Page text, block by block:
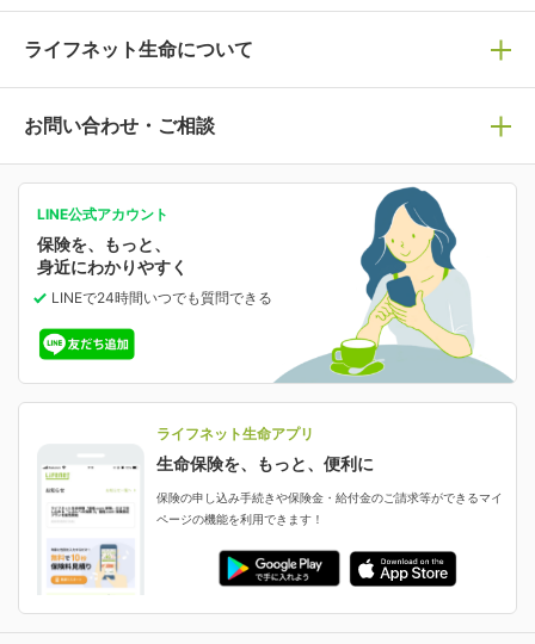
保険の基礎知識や選び方を解説！
人生のステージに必要な保険がわかる！
保険ジャンバラヤ
あなたの人生と保険選びのためのWebメディア
選ばれる理由・評判
ライフネット生命の特長
ライフネット生命が選ばれる理由がわかる！
評判・口コミ
ご契約者さまに聞きました！
申し込みガイド
ご契約の流れと必要書類
保険料の支払い方法
万が一に備える
病気や手術に備える
がん保険
がんに備える
女性保険
女性特有の病気に備える
就業不能保険
就業不能状態に備える
認知症・MCIに備える
マイページログイン
ご契約内容の確認
お客さま情報の確認・変更
保険料の支払い方法の変更
中断したお申し込みの再開
お申し込み後の状況確認
減額・解約・追加契約の申し込み など
ご契約者さま向け各種お手続き・サービス
保険金・給付金のご請求
生命保険料控除に関するご案内
ライフネット生命について
ライフネット生命についてトップ
会社情報
業績・財務情報
保険金等の支払状況
採用情報
生命保険マニフェスト
ライフネット生命のCMページ
ライフネット生命公式note
お問い合わせ・ご相談
保険相談サービス
よくあるご質問
資料請求
LINE公式アカウント
保険を、もっと、
身近にわかりやすく
LINEで24時間いつでも質問できる
ライフネット生命アプリ
生命保険を、もっと、便利に
保険の申し込み手続きや保険金・給付金のご請求等ができるマイ
ページの機能を利用できます！